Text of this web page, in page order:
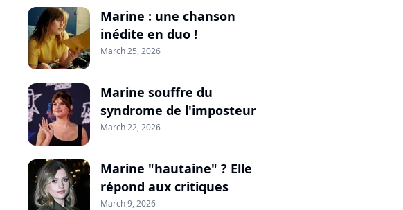
Marine : une chanson
inédite en duo !
March 25, 2026
Marine souffre du
syndrome de l'imposteur
March 22, 2026
Marine "hautaine" ? Elle
répond aux critiques
March 9, 2026